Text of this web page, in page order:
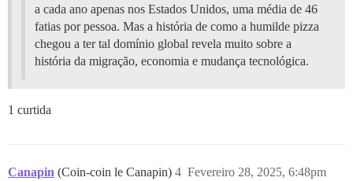
a cada ano apenas nos Estados Unidos, uma média de 46
fatias por pessoa. Mas a história de como a humilde pizza
chegou a ter tal domínio global revela muito sobre a
história da migração, economia e mudança tecnológica.
1 curtida
Canapin (Coin-coin le Canapin) Fevereiro 28, 2025, 6:48pm
4